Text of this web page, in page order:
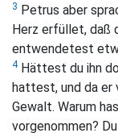
3 Petrus aber
Herz erfüllet, daß
entwendetest
4Hättest du ihn
hattest, und da er
Gewalt. Warum
vorgenommen?